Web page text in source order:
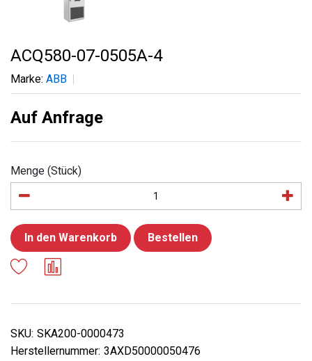
ACQ580-07-0505A-4
Marke: ABB
Auf Anfrage
Menge (Stück)
In den Warenkorb Bestellen
SKU: SKA200-0000473
Herstellernummer: 3AXD50000050476